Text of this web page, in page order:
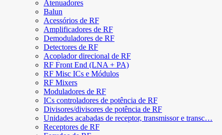
Atenuadores
Balun
Acessórios de RF
Amplificadores de RF
Demoduladores de RF
Detectores de RF
Acoplador direcional de RF
RF Front End (LNA + PA)
RF Misc ICs e Módulos
RF Mixers
Moduladores de RF
ICs controladores de potência de RF
Divisores/divisores de potência de RF
Unidades acabadas de receptor, transmissor e transc…
Receptores de RF